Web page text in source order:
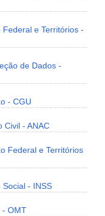
e Territórios -
de Dados -
- CGU
Civil - ANAC
Federal e Territórios
- INSS
- OMT